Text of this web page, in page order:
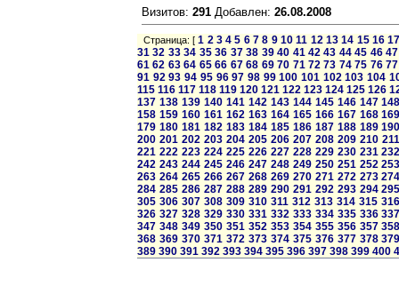
Визитов: 291 Добавлен: 26.08.2008
Страница: [1 2 3 4 5 6 7 8 9 10 11 12 13 14 15 16
31 32 33 34 35 36 37 38 39 40 41 42 43 44 45 46 47
61 62 63 64 65 66 67 68 69 70 71 72 73 74 75 76 77
91 92 93 94 95 96 97 98 99 100 101 102 103 104
115 116 117 118 119 120 121 122 123 124 125 126
137 138 139 140 141 142 143 144 145 146 147
158 159 160 161 162 163 164 165 166 167 168
179 180 181 182 183 184 185 186 187 188 189
200 201 202 203 204 205 206 207 208 209 210 211
221 222 223 224 225 226 227 228 229 230 231
242 243 244 245 246 247 248 249 250 251 252
263 264 265 266 267 268 269 270 271 272 273
284 285 286 287 288 289 290 291 292 293 294
305 306 307 308 309 310 311 312 313 314 315 316
326 327 328 329 330 331 332 333 334 335 336
347 348 349 350 351 352 353 354 355 356 357
368 369 370 371 372 373 374 375 376 377 378
389 390 391 392 393 394 395 396 397 398 399 400